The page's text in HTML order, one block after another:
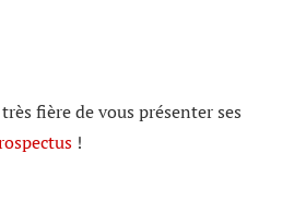
fière de vous présenter ses
!